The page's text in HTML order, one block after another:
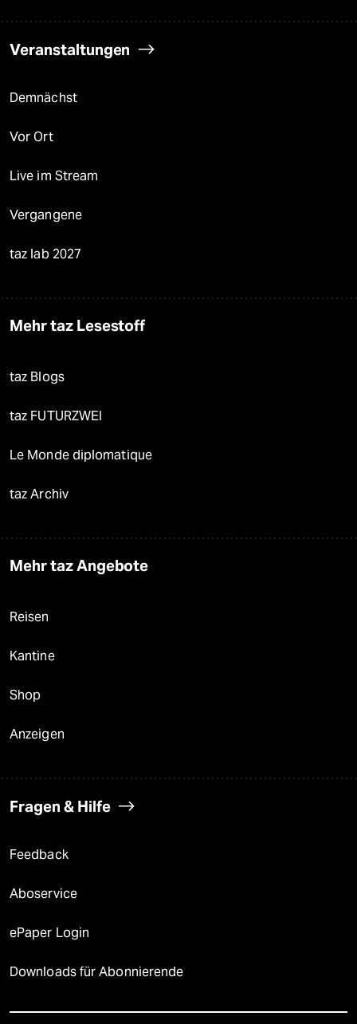
Veranstaltungen
Demnächst
Vor Ort
Live im Stream
Vergangene
taz lab 2027
Mehr taz Lesestoff
taz Blogs
taz FUTURZWEI
Le Monde diplomatique
taz Archiv
Mehr taz Angebote
Reisen
Kantine
Shop
Anzeigen
Fragen & Hilfe
Feedback
Aboservice
ePaper Login
Downloads für Abonnierende